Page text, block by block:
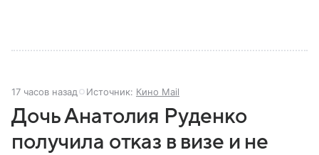
17 часов назад Источник: Кино Mail
Дочь Анатолия Руденко
получила отказ в визе и не